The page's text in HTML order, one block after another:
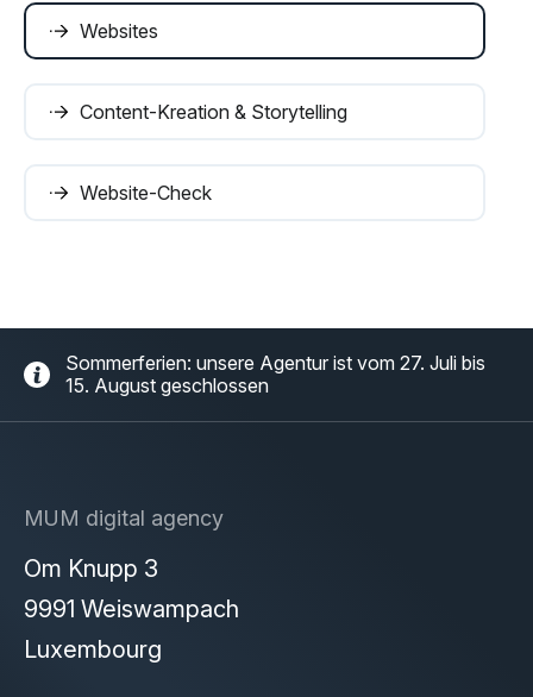
Websites
Content-Kreation & Storytelling
Website-Check
Sommerferien: unsere Agentur ist vom 27. Juli bis
15. August geschlossen
MUM digital agency
Om Knupp 3
9991 Weiswampach
Luxembourg